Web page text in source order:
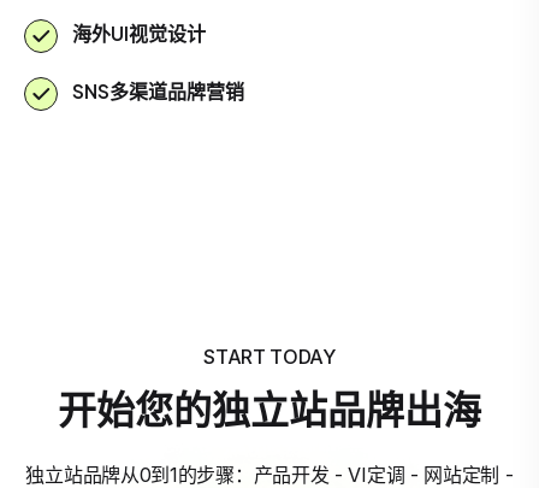
海外UI视觉设计
SNS多渠道品牌营销
START TODAY
开始您的独立站品牌出海
独立站品牌从0到1的步骤：产品开发 - VI定调 - 网站定制 -